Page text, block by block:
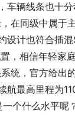
辆线条也十
在同级中属于
计也符合插
，相信年轻家
统，官方给出
最高里程为
个什么水平呢